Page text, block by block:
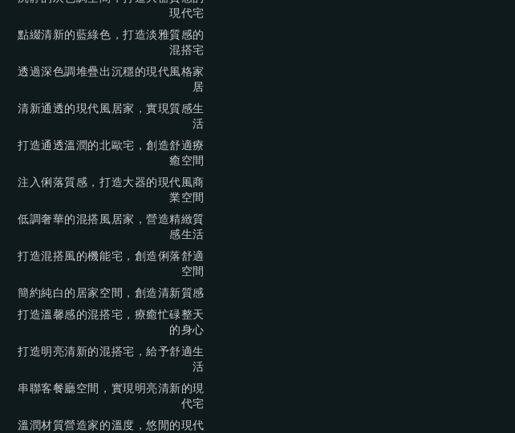
現代宅
點綴清新的藍綠色，打造淡雅質感的
混搭宅
透過深色調堆疊出沉穩的現代風格家
居
清新通透的現代風居家，實現質感生
活
打造通透溫潤的北歐宅，創造舒適療
癒空間
注入俐落質感，打造大器的現代風商
業空間
低調奢華的混搭風居家，營造精緻質
感生活
打造混搭風的機能宅，創造俐落舒適
空間
簡約純白的居家空間，創造清新質感
打造溫馨感的混搭宅，療癒忙碌整天
的身心
打造明亮清新的混搭宅，給予舒適生
活
串聯客餐廳空間，實現明亮清新的現
代宅
溫潤材質營造家的溫度，悠閒的現代